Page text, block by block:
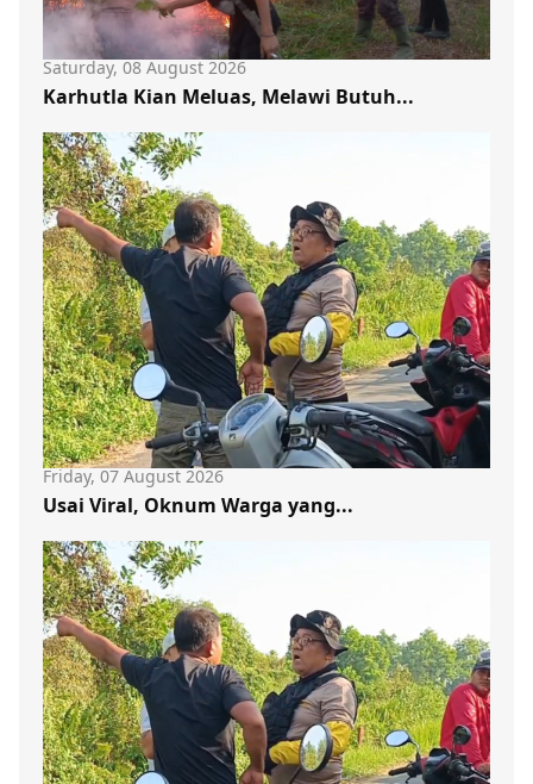
Saturday, 08 August 2026
Karhutla Kian Meluas, Melawi Butuh...
Friday, 07 August 2026
Usai Viral, Oknum Warga yang...